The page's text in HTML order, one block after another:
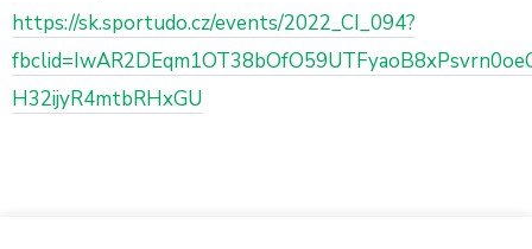
https://sk.sportudo.cz/events/2022_CI_094?
H32ijyR4mtbRHxGU